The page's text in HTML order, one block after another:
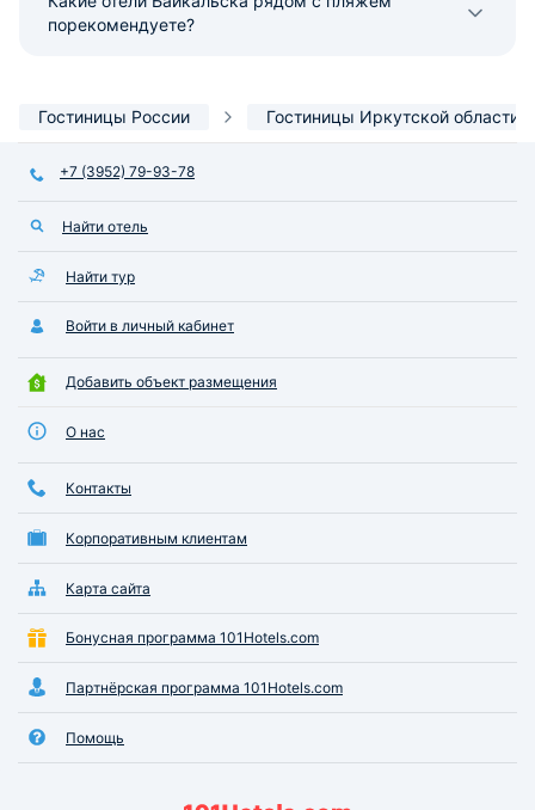
порекомендуете?
Гостиницы России Гостиницы Иркутской области
+7 (3952) 79-93-78
Найти отель
Найти тур
Войти в личный кабинет
Добавить объект размещения
О нас
Контакты
Корпоративным клиентам
Карта сайта
Бонусная программа 101Hotels.com
Партнёрская программа 101Hotels.com
Помощь